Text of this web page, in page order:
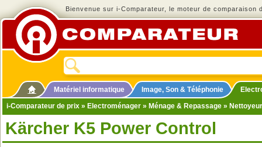
Bienvenue sur i-Comparateur, le moteur de comparaison
Matériel informatique Image, Son & Téléphonie
i-Comparateur de prix » Electroménager » Ménage & Repassage »
Kärcher K5 Power Control